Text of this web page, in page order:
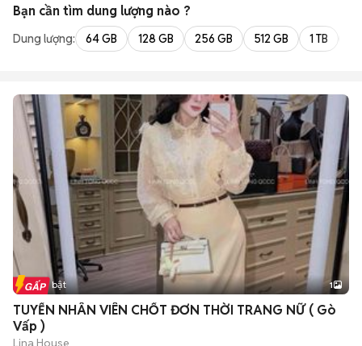
Bạn cần tìm dung lượng nào ?
Dung lượng: 64 GB 128 GB 256 GB 512 GB 1 TB
Tin nổi bật 1
TUYỂN NHÂN VIÊN CHỐT ĐƠN THỜI TRANG NỮ ( Gò
Vấp )
Lina House